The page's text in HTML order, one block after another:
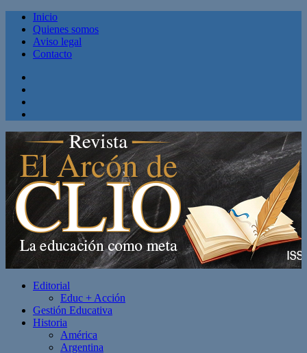
Inicio
Quienes somos
Aviso legal
Contacto
Editorial
Educ + Acción
Gestión Educativa
Historia
América
Argentina